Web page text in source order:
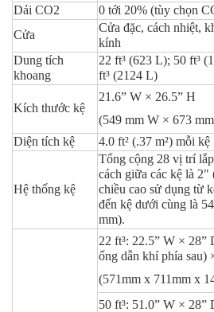
Dải CO2
0 tới 20% (tùy chọn
Cửa
Cửa đặc, cách nhiệt,
kính
Dung tích
khoang
22 ft³ (623 L); 50 ft³
ft³ (2124 L)
Kích thước kệ
21.6” W × 26.5” H
(549 mm W × 673
Diện tích kệ
4.0 ft² (.37 m²) mỗi kệ
Hệ thống kệ
Tổng cộng 28 vị trí
cách giữa các kệ là 2"
chiều cao sử dụng từ
đến kệ dưới cùng là
mm).
22 ft³: 22.5” W × 28”
ống dẫn khí phía sau)
(571mm x 711mm x
50 ft³: 51.0” W × 28”